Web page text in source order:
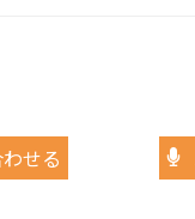
せる